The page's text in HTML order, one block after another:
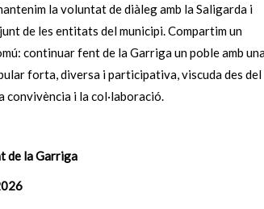
la voluntat de diàleg amb la Saligarda i
de les entitats del municipi. Compartim un
continuar fent de la Garriga un poble amb
forta, diversa i participativa, viscuda des del
convivència i la col·laboració.
de la Garriga